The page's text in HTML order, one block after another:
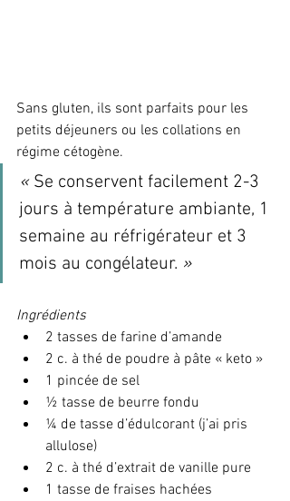
Sans gluten, ils sont parfaits pour les
petits déjeuners ou les collations en
régime cétogène.
« Se conservent facilement 2-3
jours à température ambiante, 1
semaine au réfrigérateur et 3
mois au congélateur. »
Ingrédients
2 tasses de farine d’amande
2 c. à thé de poudre à pâte « keto »
1 pincée de sel
½ tasse de beurre fondu
¼ de tasse d’édulcorant (j’ai pris
allulose)
2 c. à thé d’extrait de vanille pure
1 tasse de fraises hachées